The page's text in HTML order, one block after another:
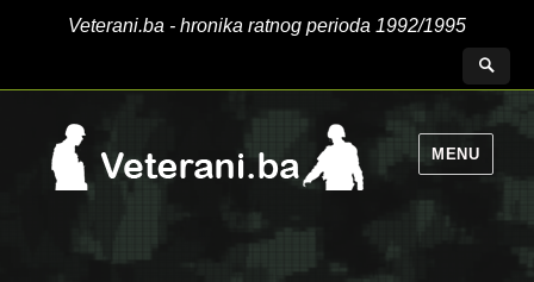
Veterani.ba - hronika ratnog perioda 1992/1995
MENU